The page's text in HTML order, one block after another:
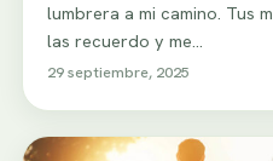
lumbrera a mi camino. Tus
las recuerdo y me…
29 septiembre, 2025